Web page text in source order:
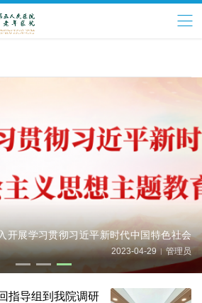
开展学习贯彻习近平新时代中国特色社会
2023-04-29 | 管理员
指导组到我院调研